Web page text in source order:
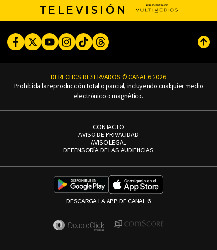
TELEVISIÓN
FacebookTwitterYoutubeInstagram
TikTokThreads
DERECHOS RESERVADOS © CANAL 6 2026
Prohibida la reproducción total o parcial, incluyendo cualquier medio
electrónico o magnético.
CONTACTO
AVISO DE PRIVACIDAD
AVISO LEGAL
DEFENSORÍA DE LAS AUDIENCIAS
DESCARGA LA APP DE CANAL 6